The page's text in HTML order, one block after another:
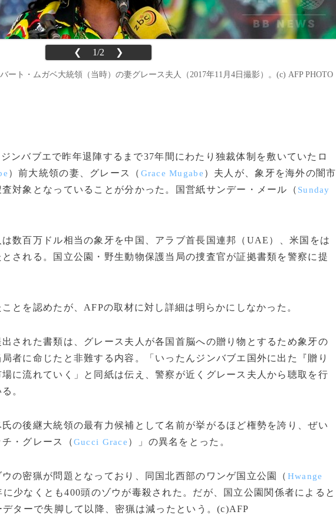
❮ 1/2 ❯
ート・ムガベ大統領（当時）の妻グレース夫人（2017年11月4日撮影）。(c) AFP PHOTO
ンバブエで昨年退陣するまで37年間にわたり独裁体制を敷いていたロ
）前大統領の妻、グレース（ Grace Mugabe ）夫人が、象牙を海外の闇市
対象となっていることが分かった。国営紙サンデー・メール（ Sunday
数百万ドル相当の象牙を中国、アラブ首長国連邦（UAE）、米国をは
される。国立公園・野生動物保護当局の捜査官が証拠書類を警察に提
とを認めたが、AFPの取材に対し詳細は明らかにしなかった。
された書類は、グレース夫人が各国首脳への贈り物とするため象牙の
者に命じたと非難する内容。「いったんジンバブエ国外に出た『贈り
に流れていく」と同紙は伝え、警察が近くグレース夫人から聴取を行
。
の後継大統領の最有力候補として名前が挙がるほど権勢を誇り、ぜい
・グレース（Gucci Grace ）」の異名をとった。
の密猟が問題となっており、同国北西部のワンゲ国立公園（ Hwange
に少なくとも400頭のゾウが毒殺された。だが、国立公園関係者によると
ターで失脚して以降、密猟は減ったという。(c)AFP